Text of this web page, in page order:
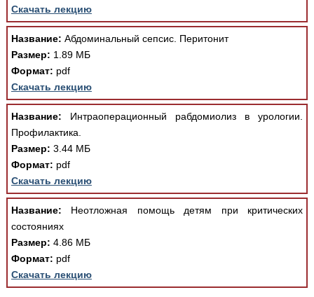
Скачать лекцию
Название: Абдоминальный сепсис. Перитонит
Размер: 1.89 МБ
Формат: pdf
Скачать лекцию
Название: Интраоперационный рабдомиолиз в урологии.
Профилактика.
Размер: 3.44 МБ
Формат: pdf
Скачать лекцию
Название: Неотложная помощь детям при критических
состояниях
Размер: 4.86 МБ
Формат: pdf
Скачать лекцию